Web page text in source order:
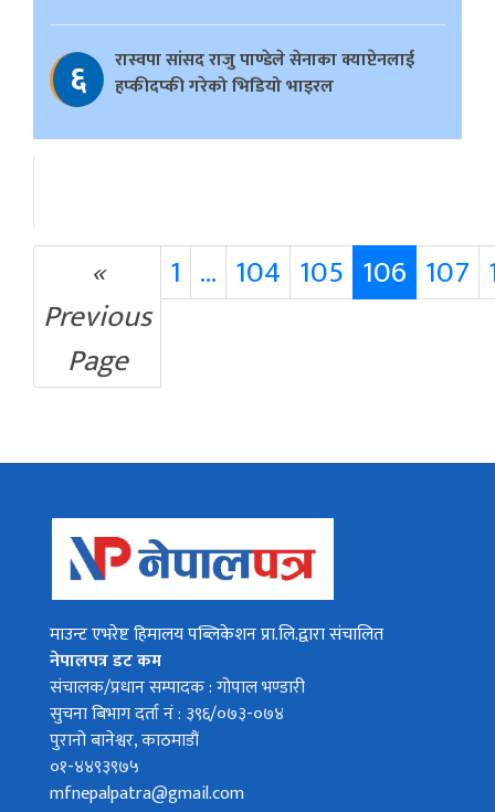
६
रास्वपा सांसद राजु पाण्डेले सेनाका क्याप्टेनलाई
हप्कीदप्की गरेको भिडियो भाइरल
«
Previous
Page
1 … 104 105 106 107
माउन्ट एभरेष्ट हिमालय पब्लिकेशन प्रा.लि.द्वारा संचालित
नेपालपत्र डट कम
संचालक/प्रधान सम्पादक : गोपाल भण्डारी
सुचना बिभाग दर्ता नं : ३९६/०७३-०७४
पुरानो बानेश्वर, काठमाडौं
०१-४४९३९७५
mfnepalpatra@gmail.com